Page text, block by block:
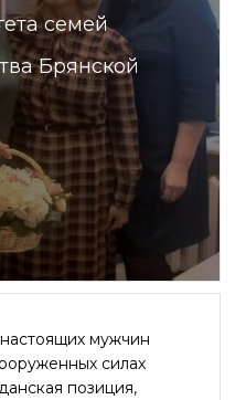
семей
Брянской
мужчин
силах
позиция,